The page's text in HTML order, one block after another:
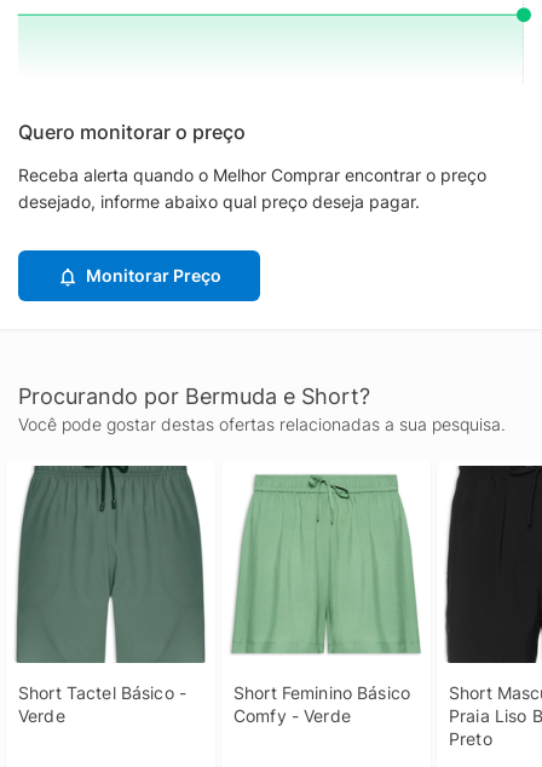
Quero monitorar o preço
Receba alerta quando o Melhor Comprar encontrar o preço
desejado, informe abaixo qual preço deseja pagar.
Monitorar Preço
Procurando por Bermuda e Short?
Você pode gostar destas ofertas relacionadas a sua pesquisa.
Short Tactel Básico -
Verde
Short Feminino Básico
Comfy - Verde
Short
Praia Liso
Preto